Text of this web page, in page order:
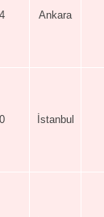
Ankara
İstanbul